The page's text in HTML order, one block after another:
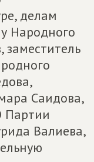
делам
Народного
заместитель
Саидова,
Партии
Валиева,